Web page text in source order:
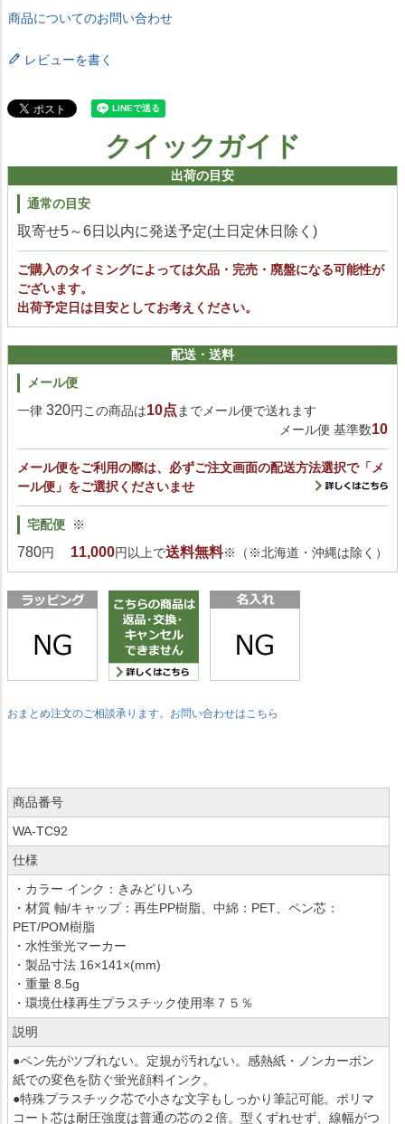
商品についてのお問い合わせ
レビューを書く
クイックガイド
出荷の目安
通常の目安
取寄せ5～6日以内に発送予定(土日定休日除く)
ご購入のタイミングによっては欠品・完売・廃盤になる可能性が
ございます。
出荷予定日は目安としてお考えください。
配送・送料
メール便
一律 320円この商品は10点 までメール便で送れます
メール便 基準数10
メール便をご利用の際は、必ずご注文画面の配送方法選択で「メ
ール便」をご選択くださいませ
宅配便
780円
※
11,000円以上で送料無料※（※北海道・沖縄は除く）
おまとめ注文のご相談承ります。お問い合わせはこちら
商品番号
WA-TC92
仕様
・カラー インク：きみどりいろ
・材質 軸/キャップ：再生PP樹脂、中綿：PET、ペン芯：
PET/POM樹脂
・水性蛍光マーカー
・製品寸法 16×141×(mm)
・重量 8.5g
・環境仕様再生プラスチック使用率７５％
説明
●ペン先がツブれない。定規が汚れない。感熱紙・ノンカーボン
紙での変色を防ぐ蛍光顔料インク。
●特殊プラスチック芯で小さな文字もしっかり筆記可能。ポリマ
コート芯は耐圧強度は普通の芯の２倍。型くずれせず、線幅がつ